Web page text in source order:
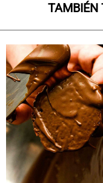
TAMBIÉN